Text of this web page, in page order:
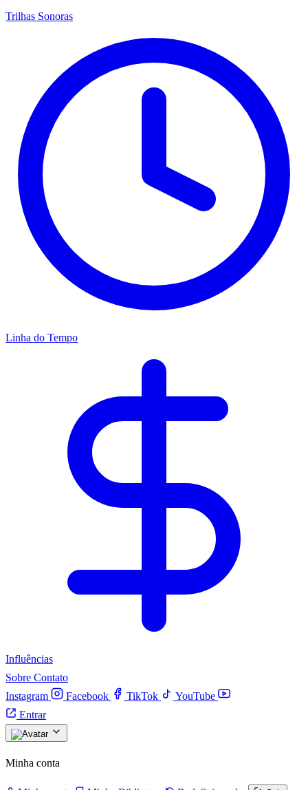
Trilhas Sonoras
Linha do Tempo
Influências
Sobre Contato
Instagram
Facebook TikTok
YouTube
Entrar
Minha conta